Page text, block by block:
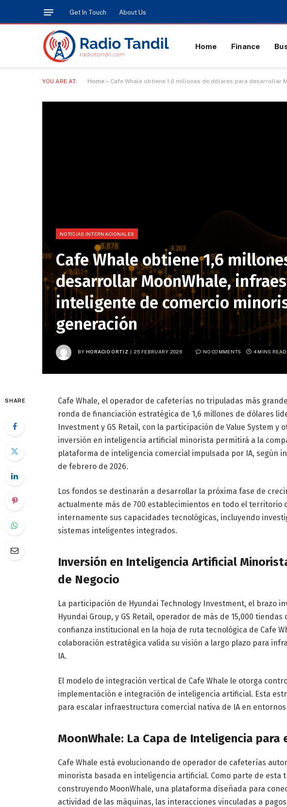
Get In Touch About Us
Home Finance
YOU ARE AT: Home » Cafe Whale obtiene 1,6 millones de dólares para
NOTICIAS INTERNACIONALES
Cafe Whale obtiene 1,6
desarrollar MoonWhale,
inteligente de comercio
generación
BY HORACIO ORTIZ 25 FEBRUARY 2026 NO COMMENTS 4 MINS READ
SHARE
Cafe Whale, el operador de cafeterías no tripuladas más
ronda de financiación estratégica de 1,6 millones de dólares
Investment y GS Retail, con la participación de Value System y
inversión en inteligencia artificial minorista permitirá a la
plataforma de inteligencia comercial impulsada por IA, según
de febrero de 2026.
Los fondos se destinarán a desarrollar la próxima fase de
actualmente más de 700 establecimientos en todo el territorio
internamente sus capacidades tecnológicas, incluyendo
sistemas inteligentes integrados.
Inversión en Inteligencia Artificial
de Negocio
La participación de Hyundai Technology Investment, el brazo
Hyundai Group, y GS Retail, operador de más de 15,000
confianza institucional en la hoja de ruta tecnológica de Cafe
colaboración estratégica valida su visión a largo plazo para
IA.
El modelo de integración vertical de Cafe Whale le otorga
implementación e integración de inteligencia artificial. Esta
para escalar infraestructura comercial nativa de IA en
MoonWhale: La Capa de Inteligencia para
Cafe Whale está evolucionando de operador de cafeterías
minorista basada en inteligencia artificial. Como parte de esta
construyendo MoonWhale, una plataforma diseñada para
actividad de las máquinas, las interacciones vinculadas a